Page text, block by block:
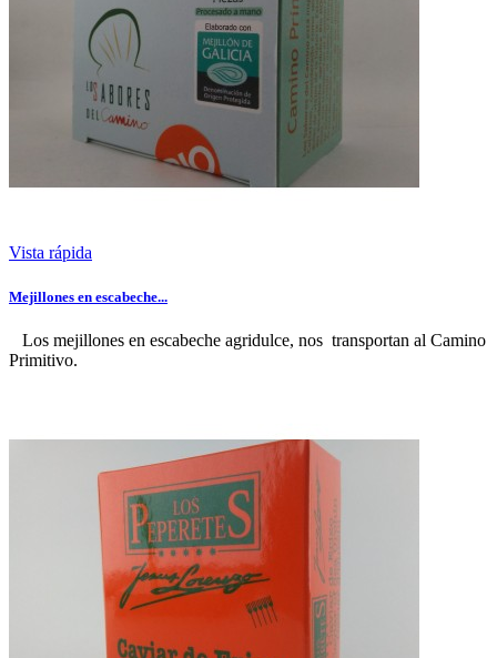
Vista rápida
Mejillones en escabeche...
Los mejillones en escabeche agridulce, nos transportan al Camino
Primitivo.